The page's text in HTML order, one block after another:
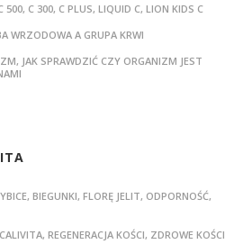
500, C 300, C PLUS, LIQUID C, LION KIDS C
WRZODOWA A GRUPA KRWI
JAK SPRAWDZIĆ CZY ORGANIZM JEST
BIEGUNKI, FLORĘ JELIT, ODPORNOŚĆ,
REGENERACJA KOŚCI, ZDROWE KOŚCI